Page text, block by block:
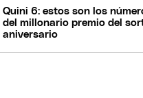
Quini 6: estos son los
del millonario premio del
aniversario